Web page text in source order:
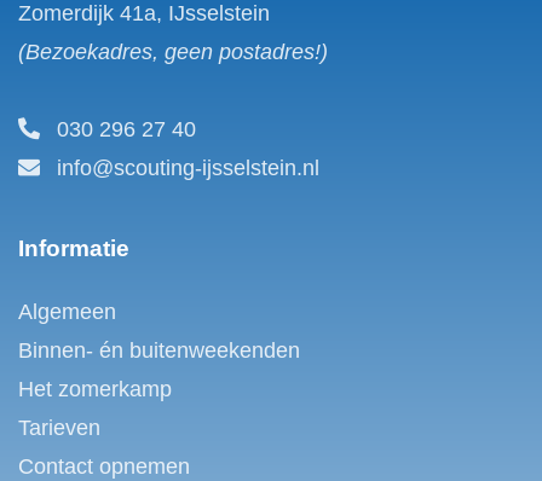
Zomerdijk 41a, IJsselstein
(Bezoekadres, geen postadres!)
030 296 27 40
info@scouting-ijsselstein.nl
Informatie
Algemeen
Binnen- én buitenweekenden
Het zomerkamp
Tarieven
Contact opnemen